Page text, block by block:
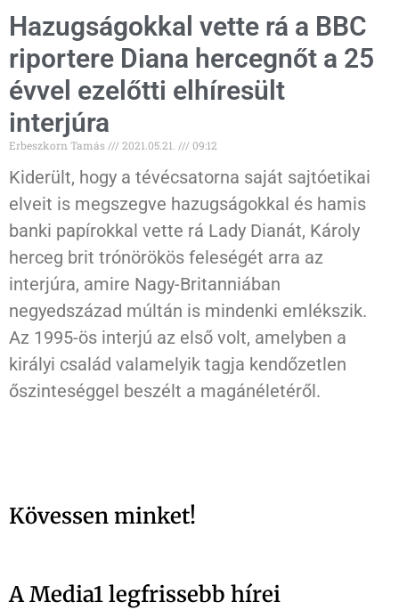
Hazugságokkal vette rá a BBC
riportere Diana hercegnőt a 25
évvel ezelőtti elhíresült
interjúra
Erbeszkorn Tamás 2021.05.21. 09:12
Kiderült, hogy a tévécsatorna saját sajtóetikai
elveit is megszegve hazugságokkal és hamis
banki papírokkal vette rá Lady Dianát, Károly
herceg brit trónörökös feleségét arra az
interjúra, amire Nagy-Britanniában
negyedszázad múltán is mindenki emlékszik.
Az 1995-ös interjú az első volt, amelyben a
királyi család valamelyik tagja kendőzetlen
őszinteséggel beszélt a magánéletéről.
Kövessen minket!
A Media1 legfrissebb hírei